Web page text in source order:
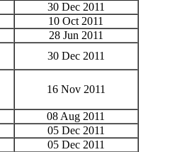
30 Dec 2011
10 Oct 2011
28 Jun 2011
30 Dec 2011
16 Nov 2011
08 Aug 2011
05 Dec 2011
05 Dec 2011